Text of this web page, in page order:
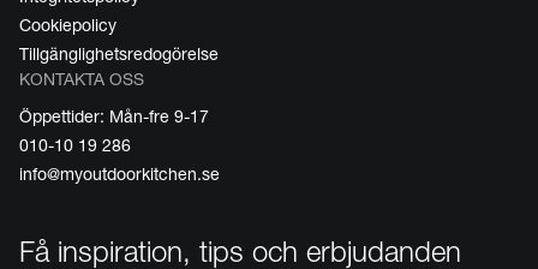
Cookiepolicy
Tillgänglighetsredogörelse
KONTAKTA OSS
Öppettider: Mån-fre 9-17
010-10 19 286
info@myoutdoorkitchen.se
Få inspiration, tips och erbjudanden